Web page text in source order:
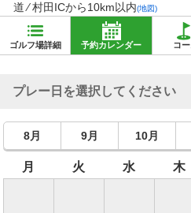
道 ⁄ 村田ICから10km以内(地図)
ゴルフ場詳細 予約カレンダー コ
プレー日を選択してください
8月 9月 10月
月 火 水 木